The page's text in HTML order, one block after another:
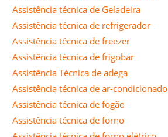
Assistência técnica de Geladeira
Assistência técnica de refrigerador
Assistência técnica de freezer
Assistência técnica de frigobar
Assistência Técnica de adega
Assistência técnica de ar-condicionado
Assistência técnica de fogão
Assistência técnica de forno